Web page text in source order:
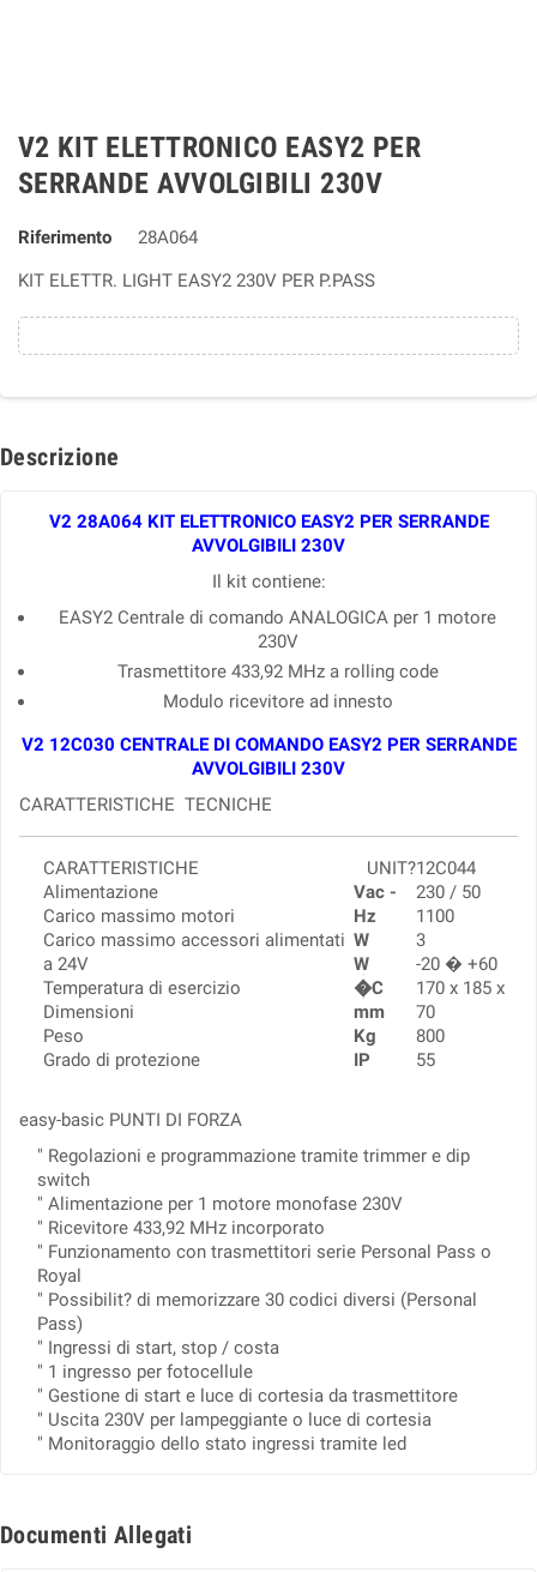
V2 KIT ELETTRONICO EASY2 PER
SERRANDE AVVOLGIBILI 230V
Riferimento
28A064
KIT ELETTR. LIGHT EASY2 230V PER P.PASS
Descrizione
V2 28A064 KIT ELETTRONICO EASY2 PER SERRANDE
AVVOLGIBILI 230V
Il kit contiene:
EASY2 Centrale di comando ANALOGICA per 1 motore
230V
Trasmettitore 433,92 MHz a rolling code
Modulo ricevitore ad innesto
V2 12C030 CENTRALE DI COMANDO EASY2 PER SERRANDE
AVVOLGIBILI 230V
CARATTERISTICHE TECNICHE
CARATTERISTICHE
Alimentazione
Carico massimo motori
Carico massimo accessori alimentati
a 24V
Temperatura di esercizio
Dimensioni
Peso
Grado di protezione
UNIT?
Vac -
Hz
W
W
�C
mm
Kg
IP
12C044
230 / 50
1100
3
-20 � +60
170 x 185 x
70
800
55
easy-basic PUNTI DI FORZA
" Regolazioni e programmazione tramite trimmer e dip
switch
" Alimentazione per 1 motore monofase 230V
" Ricevitore 433,92 MHz incorporato
" Funzionamento con trasmettitori serie Personal Pass o
Royal
" Possibilit? di memorizzare 30 codici diversi (Personal
Pass)
" Ingressi di start, stop / costa
" 1 ingresso per fotocellule
" Gestione di start e luce di cortesia da trasmettitore
" Uscita 230V per lampeggiante o luce di cortesia
" Monitoraggio dello stato ingressi tramite led
Documenti Allegati